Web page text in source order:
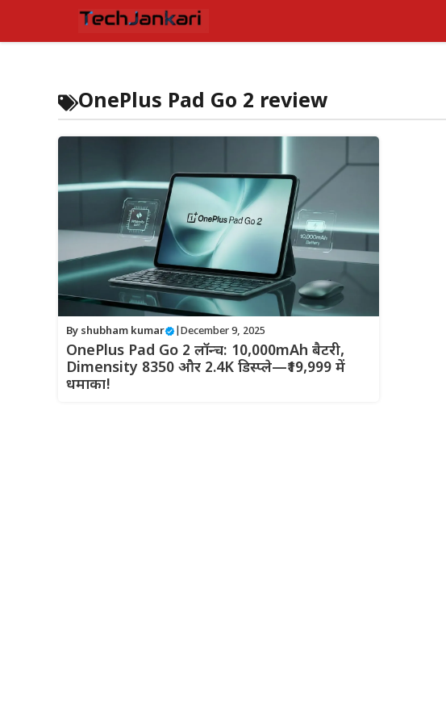
OnePlus Pad Go 2 review
By shubham kumar December 9, 2025
OnePlus Pad Go 2 लॉन्च: 10,000mAh बैटरी,
Dimensity 8350 और 2.4K डिस्प्ले—₹19,999 में
धमाका!